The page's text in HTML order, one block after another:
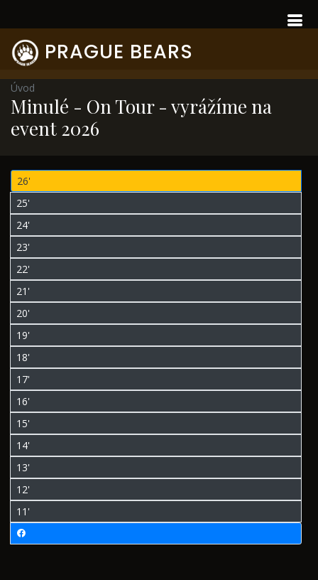
PRAGUE BEARS
Úvod
Minulé - On Tour - vyrážíme na
event 2026
26'
25'
24'
23'
22'
21'
20'
19'
18'
17'
16'
15'
14'
13'
12'
11'